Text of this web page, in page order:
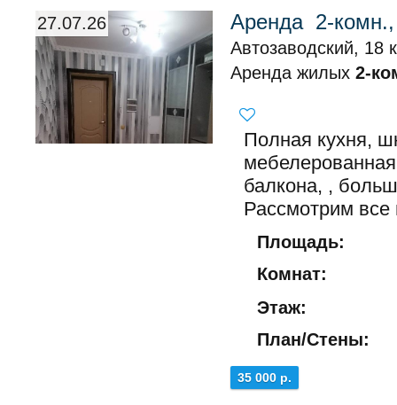
27.07.26 Аренда 2-комн.,
Автозаводский, 18
Аренда жилых 2-
Полная кухня,
балкона, ,
Рассмотрим все
Площадь:
Комнат:
Этаж:
План/Стены:
35 000 р.